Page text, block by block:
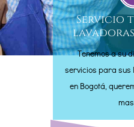
Servicio
Tenemos a su
servicios para
en Bogotá,